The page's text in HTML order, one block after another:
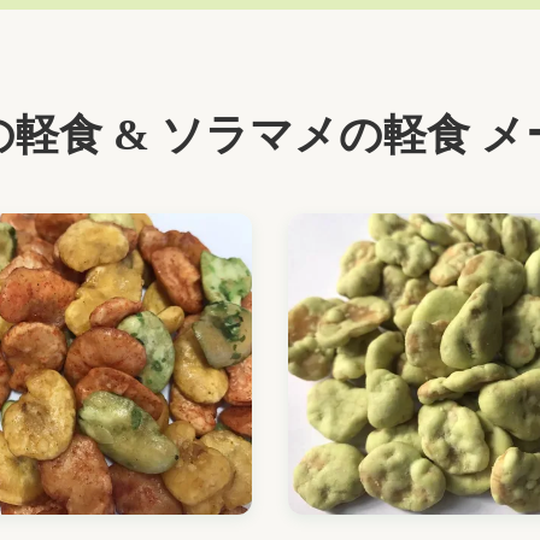
軽食 & ソラマメの軽食 メ